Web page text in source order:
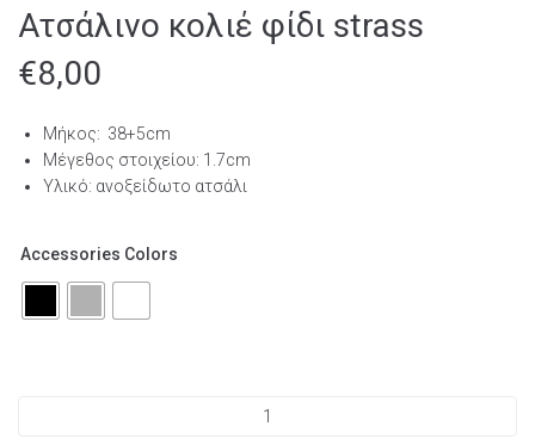
Ατσάλινο κολιέ φίδι strass
€8,00
Μήκος: 38+5cm
Μέγεθος στοιχείου: 1.7cm
Υλικό: ανοξείδωτο ατσάλι
Αccessories Colors